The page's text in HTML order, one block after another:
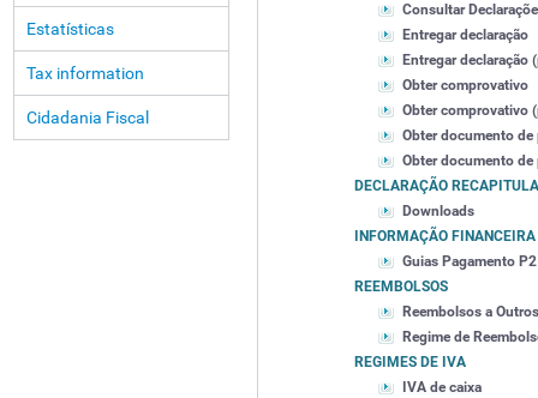
Estatísticas
Tax information
Cidadania Fiscal
Consultar
Entregar declaração
Entregar
Obter comprovativo
Obter comprovativo
Obter documento de
Obter documento
DECLARAÇÃO
Downloads
INFORMAÇÃO FINANCEIRA
Guias Pagamento P2
REEMBOLSOS
Reembolsos a
Regime de
REGIMES DE IVA
IVA de caixa